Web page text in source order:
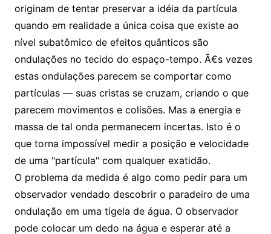
originam de tentar preservar a idéia da partícula
quando em realidade a única coisa que existe ao
nível subatômico de efeitos quânticos são
ondulações no tecido do espaço-tempo. Ã€s vezes
estas ondulações parecem se comportar como
partículas — suas cristas se cruzam, criando o que
parecem movimentos e colisões. Mas a energia e
massa de tal onda permanecem incertas. Isto é o
que torna impossível medir a posição e velocidade
de uma "partícula" com qualquer exatidão.
O problema da medida é algo como pedir para um
observador vendado descobrir o paradeiro de uma
ondulação em uma tigela de água. O observador
pode colocar um dedo na água e esperar até a